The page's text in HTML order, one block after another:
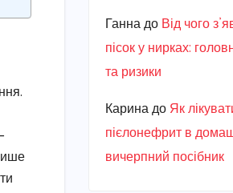
Ганнадо Від чого
пісок у нирках:
та ризики
Каринадо Як
пієлонефрит в
вичерпний посібник